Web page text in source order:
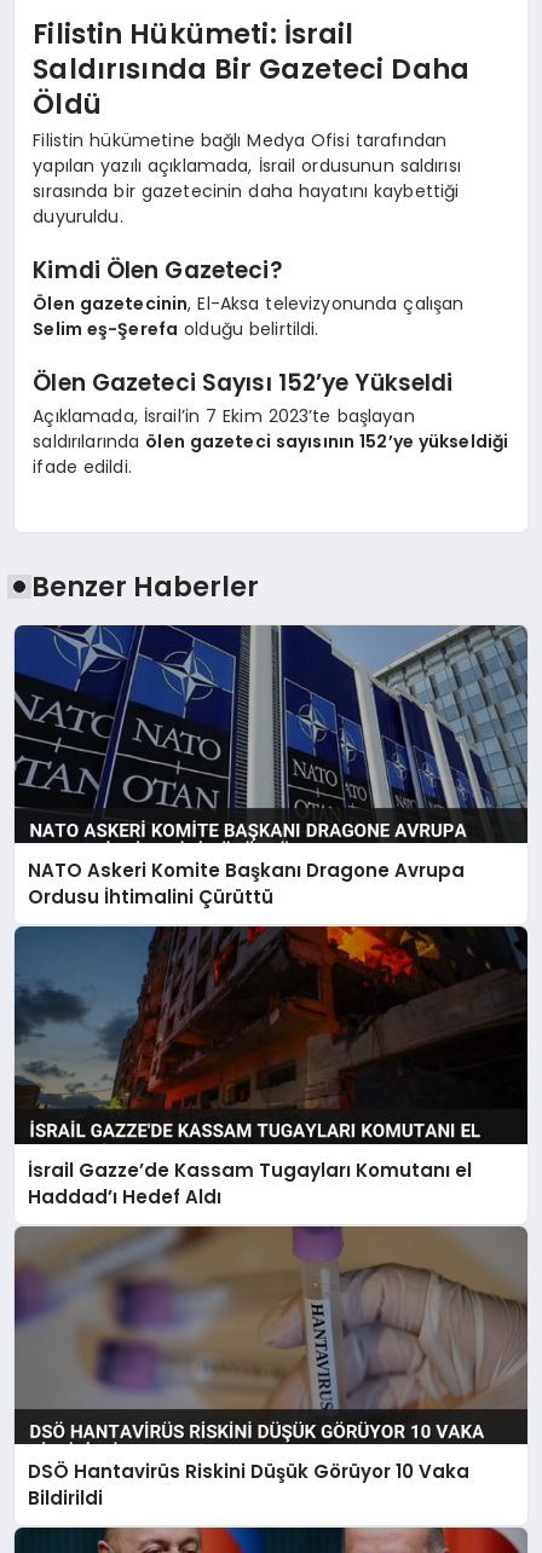
Filistin Hükümeti: İsrail
Saldırısında Bir Gazeteci Daha
Öldü
Filistin hükümetine bağlı Medya Ofisi tarafından
yapılan yazılı açıklamada, İsrail ordusunun saldırısı
sırasında bir gazetecinin daha hayatını kaybettiği
duyuruldu.
Kimdi Ölen Gazeteci?
Ölen gazetecinin, El-Aksa televizyonunda çalışan
Selim eş-Şerefa olduğu belirtildi.
Ölen Gazeteci Sayısı 152’ye Yükseldi
Açıklamada, İsrail’in 7 Ekim 2023’te başlayan
saldırılarında ölen gazeteci sayısının 152’ye yükseldiği
ifade edildi.
Benzer Haberler
NATO Askeri Komite Başkanı Dragone Avrupa
Ordusu İhtimalini Çürüttü
İsrail Gazze’de Kassam Tugayları Komutanı el
Haddad’ı Hedef Aldı
DSÖ Hantavirüs Riskini Düşük Görüyor 10 Vaka
Bildirildi